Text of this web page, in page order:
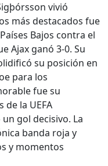
vivió
más destacados fue
Bajos contra el
Ajax ganó 3-0. Su
su posición en
para los
fue su
la UEFA
gol decisivo. La
banda roja y
y momentos